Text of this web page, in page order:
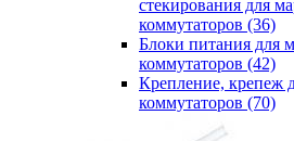
стекирования для
коммутаторов (36)
Блоки питания для
коммутаторов (42)
Крепление, крепеж
коммутаторов (70)